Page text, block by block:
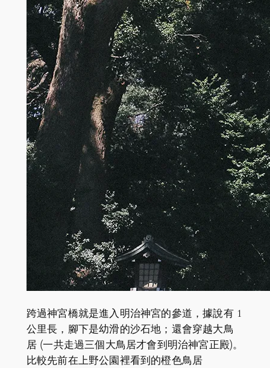
跨過神宮橋就是進入明治神宮的參道，據說有 1
公里長，腳下是幼滑的沙石地；還會穿越大鳥
居 (一共走過三個大鳥居才會到明治神宮正殿)。
比較先前在上野公園裡看到的橙色鳥居